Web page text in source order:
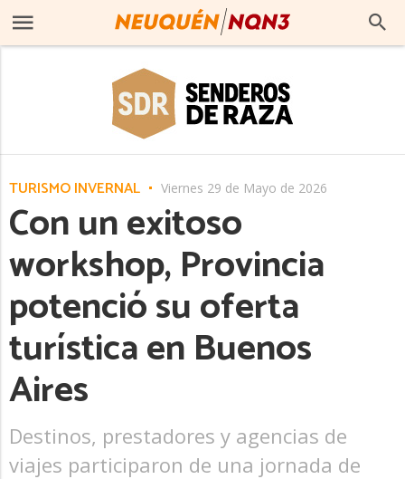
TURISMO INVERNAL Viernes 29 de Mayo de 2026
Con un exitoso
workshop, Provincia
potenció su oferta
turística en Buenos
Aires
Destinos, prestadores y agencias de
viajes participaron de una jornada de